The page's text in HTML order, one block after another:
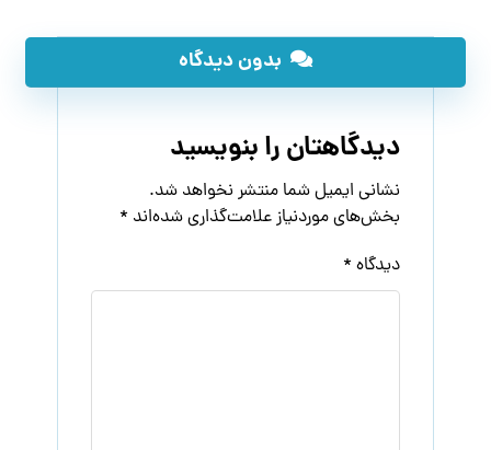
بدون دیدگاه
دیدگاهتان را بنویسید
نشانی ایمیل شما منتشر نخواهد شد.
بخش‌های موردنیاز علامت‌گذاری شده‌اند *
دیدگاه *